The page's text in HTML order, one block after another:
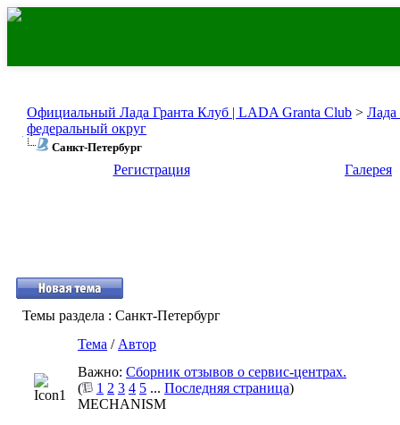
Официальный Лада Гранта Клуб | LADA Granta Club > Лада
федеральный округ
Санкт-Петербург
Регистрация Галерея
Темы раздела : Санкт-Петербург
Тема / Автор
Важно: Сборник отзывов о сервис-центрах.
(
1 2 3 4 5 ... Последняя страница)
MECHANISM